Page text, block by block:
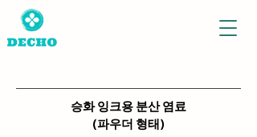
승화 잉크용 분산 염료
(파우더 형태)